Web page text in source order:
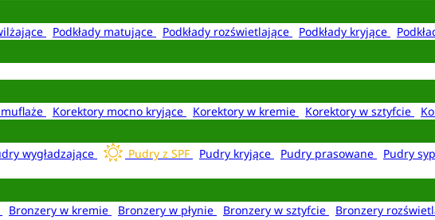
Podkłady matujące Podkłady rozświetlające Podkłady kryjące
Korektory mocno kryjące Korektory w kremie Korektory w sztyfcie
wygładzające Pudry z SPF Pudry kryjące Pudry prasowane Pudry
Bronzery w kremie Bronzery w płynie Bronzery w sztyfcie Bronzery